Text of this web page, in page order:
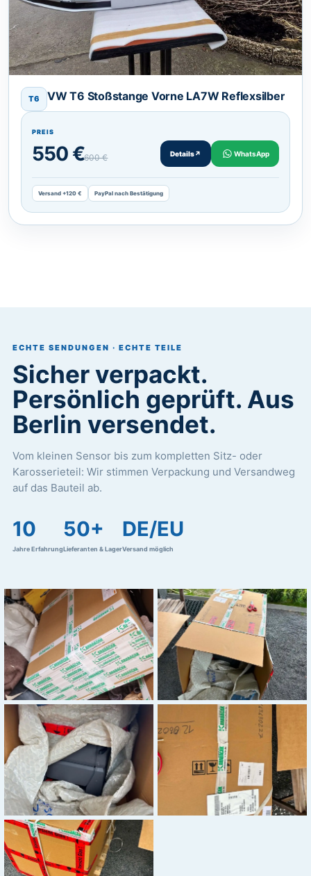
T6 VW T6 Stoßstange Vorne LA7W Reflexsilber
PREIS
550 €600 € Details↗ WhatsApp
Versand +120 € PayPal nach Bestätigung
ECHTE SENDUNGEN · ECHTE TEILE
Sicher verpackt.
Persönlich geprüft. Aus
Berlin versendet.
Vom kleinen Sensor bis zum kompletten Sitz- oder
Karosserieteil: Wir stimmen Verpackung und Versandweg
auf das Bauteil ab.
10
Jahre Erfahrung
50+
Lieferanten & Lager
DE/EU
Versand möglich